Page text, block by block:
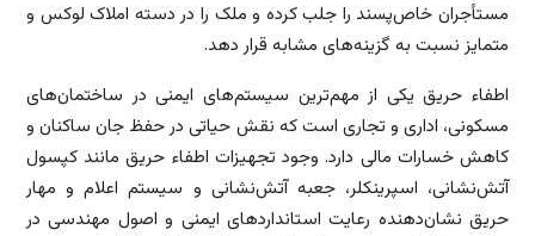
مستأجران خاص‌پسند را جلب کرده و ملک را در دسته املاک لوکس و
متمایز نسبت به گزینه‌های مشابه قرار دهد.
اطفاء حریق یکی از مهم‌ترین سیستم‌های ایمنی در ساختمان‌های
مسکونی، اداری و تجاری است که نقش حیاتی در حفظ جان ساکنان و
کاهش خسارات مالی دارد. وجود تجهیزات اطفاء حریق مانند کپسول
آتش‌نشانی، اسپرینکلر، جعبه آتش‌نشانی و سیستم اعلام و مهار
حریق نشان‌دهنده رعایت استانداردهای ایمنی و اصول مهندسی در